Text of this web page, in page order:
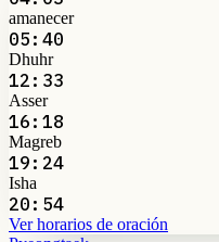
amanecer
05:40
Dhuhr
12:33
Asser
16:18
Magreb
19:24
Isha
20:54
Ver horarios de oración